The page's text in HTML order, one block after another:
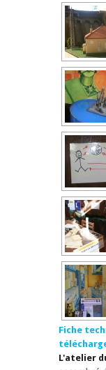
Fiche
L'atelier